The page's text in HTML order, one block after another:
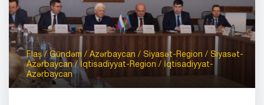
Flaş / Gündəm / Azərbaycan / Siyasət-Region / Siyasət-
Azərbaycan / İqtisadiyyat-Region / İqtisadiyyat-
Azərbaycan